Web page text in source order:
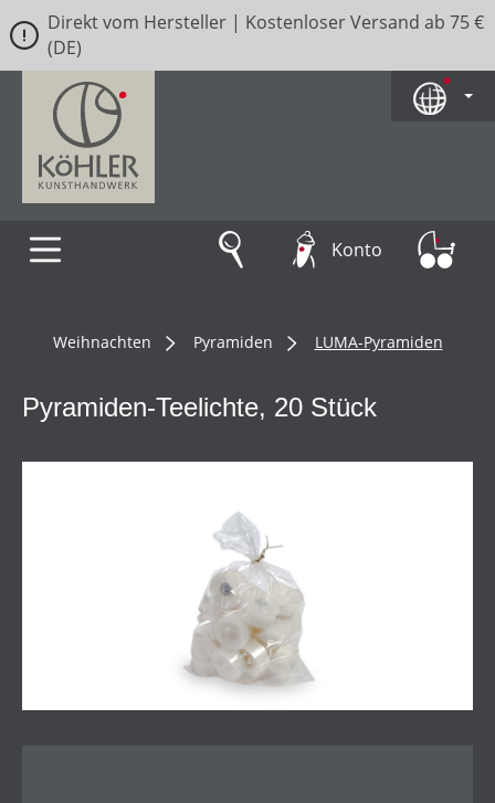
Zum Hauptinhalt springen
Direkt vom Hersteller | Kostenloser Versand ab 75 €
(DE)
Konto
Weihnachten Pyramiden LUMA-Pyramiden
Pyramiden-Teelichte, 20 Stück